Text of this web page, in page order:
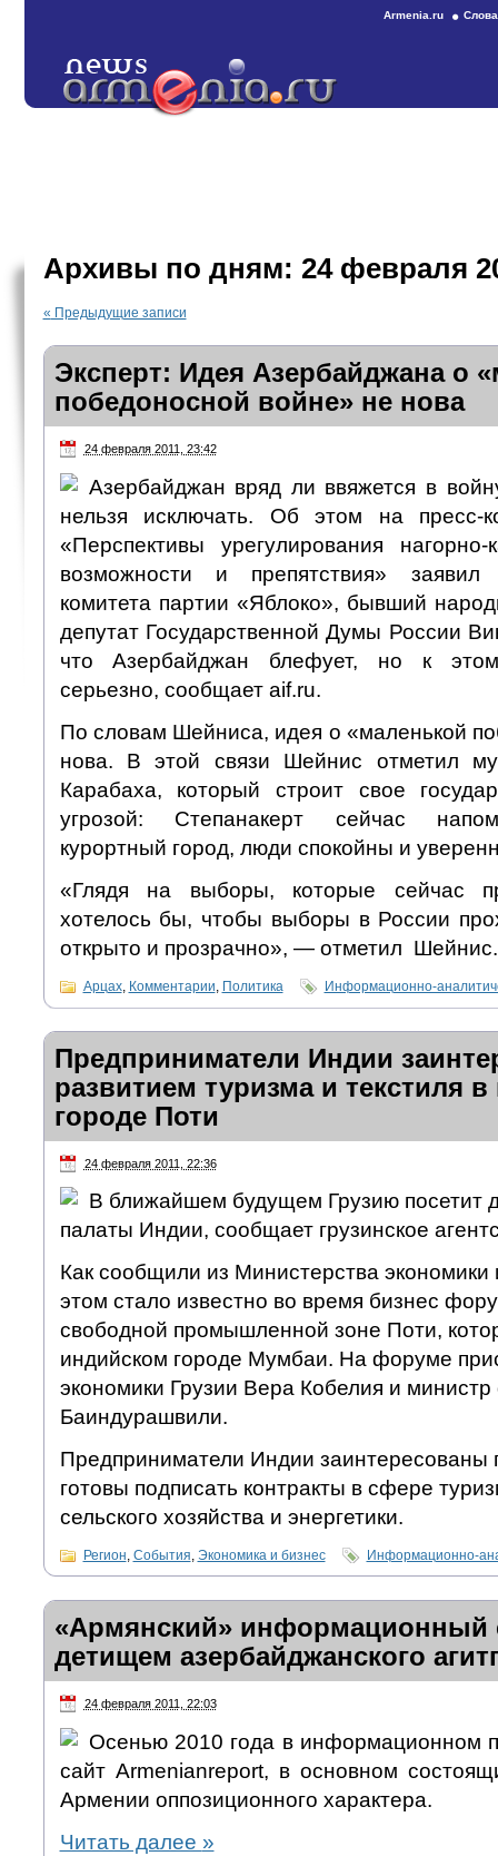
Armenia.ru
Архивы по дням: 24 февраля
« Предыдущие записи
Эксперт: Идея Азербайджана о
победоносной войне» не нова
24 февраля 2011, 23:42
Азербайджан вряд ли ввяжется в
нельзя исключать. Об этом на пресс-
«Перспективы урегулирования нагорно-
возможности и препятствия» заявил
комитета партии «Яблоко», бывший
депутат Государственной Думы России
что Азербайджан блефует, но к
серьезно, сообщает aif.ru.
По словам Шейниса, идея о «маленькой
нова. В этой связи Шейнис отметил
Карабаха, который строит свое
угрозой: Степанакерт сейчас
курортный город, люди спокойны и
«Глядя на выборы, которые сейчас
хотелось бы, чтобы выборы в России
открыто и прозрачно», — отметил Шейнис.
Арцах, Комментарии Политика Информационно-
Предприниматели Индии
развитием туризма и текстиля в
городе Поти
24 февраля 2011, 22:36
В ближайшем будущем Грузию посетит
палаты Индии, сообщает грузинское
Как сообщили из Министерства экономики
этом стало известно во время бизнес
свободной промышленной зоне Поти,
индийском городе Мумбаи. На форуме
экономики Грузии Вера Кобелия и
Баиндурашвили.
Предприниматели Индии заинтересованы
готовы подписать контракты в сфере
сельского хозяйства и энергетики.
Регион, События, Экономика и бизнес Информационно-
«Армянский» информационный
детищем азербайджанского
24 февраля 2011, 22:03
Осенью 2010 года в информационном
сайт Armenianreport, в основном
Армении оппозиционного характера.
Читать далее »